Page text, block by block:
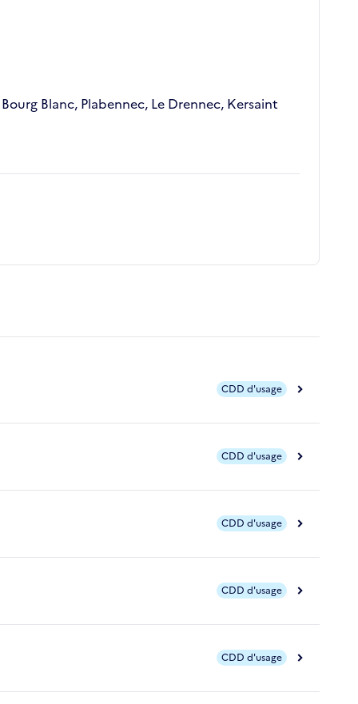
Blanc, Plabennec, Le Drennec, Kersaint
CDD d'usage
CDD d'usage
CDD d'usage
CDD d'usage
CDD d'usage